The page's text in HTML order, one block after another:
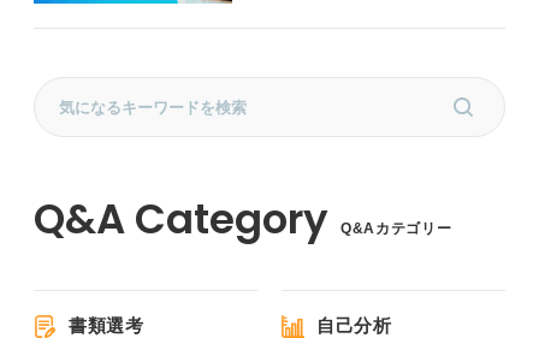
Q&Aカテゴリー
書類選考 自己分析